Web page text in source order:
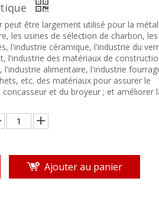
peut être largement utilisé pour la
les usines de sélection de charbon, les
l'industrie céramique, l'industrie du
l'industrie des matériaux de
l'industrie alimentaire, l'industrie
etc. des matériaux pour assurer le
et du broyeur ; et améliorer
Ajouter au panier